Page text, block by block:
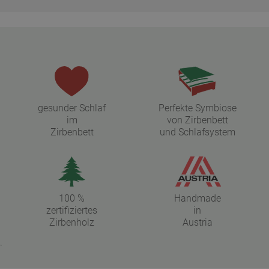
gesunder Schlaf
im
Zirbenbett
Perfekte Symbiose
von Zirbenbett
und Schlafsystem
100 %
zertifiziertes
Zirbenholz
Handmade
in
Austria
.